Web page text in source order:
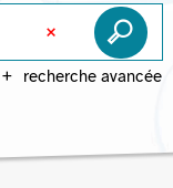
recherche avancée